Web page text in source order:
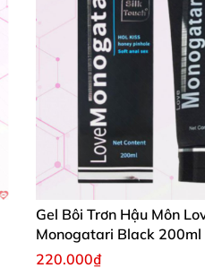
Gel Bôi Trơn Hậu Môn
Monogatari Black 200ml
An Toàn Mềm Mượt
220.000₫